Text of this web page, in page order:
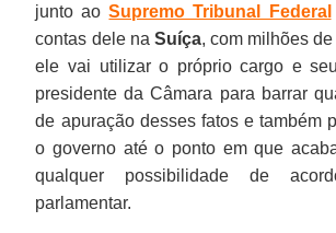
junto aoSupremo Tribunal Federal
contas dele na Suíça, com milhões
ele vai utilizar o próprio cargo e
presidente da Câmara para barrar
de apuração desses fatos e também
o governo até o ponto em que
qualquer possibilidade de
parlamentar.